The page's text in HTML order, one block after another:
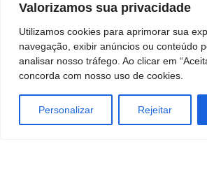
Valorizamos sua privacidade
Utilizamos cookies para aprimorar sua
navegação, exibir anúncios ou conteúdo
analisar nosso tráfego. Ao clicar em
concorda com nosso uso de cookies.
Personalizar Rejeitar
Artigo anterior
Botucatu: Fotógrafo de Itatinga
morre em acidente na Marechal
Rondon
bater